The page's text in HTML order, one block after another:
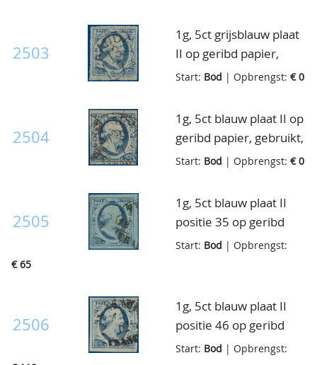
ex.
2503
1g, 5ct grijsblauw plaat
II op geribd papier,
gebruikt, goed- tot
ex.
Start: Bod | Opbrengst: € 0
2504
1g, 5ct blauw plaat II op
geribd papier, gebruikt,
goed- tot breedgerand,
Start: Bod | Opbrengst: € 0
2505
1g, 5ct blauw plaat II
positie 35 op geribd
papier, gebruikt, goed
Start: Bod | Opbrengst:
€ 65
2506
1g, 5ct blauw plaat II
positie 46 op geribd
papier, gebruikt,
Start: Bod | Opbrengst: